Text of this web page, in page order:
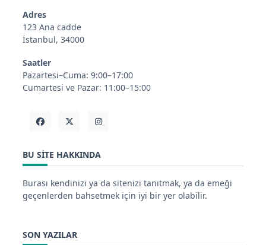
Adres
123 Ana cadde
İstanbul, 34000
Saatler
Pazartesi–Cuma: 9:00–17:00
Cumartesi ve Pazar: 11:00–15:00
BU SITE HAKKINDA
Burası kendinizi ya da sitenizi tanıtmak, ya da emeği
geçenlerden bahsetmek için iyi bir yer olabilir.
SON YAZILAR